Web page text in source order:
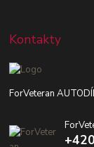
Kontakty
ForVeteran